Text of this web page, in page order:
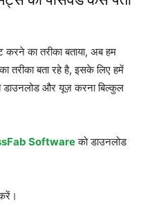
करने का तरीका बताया, अब हम
तरीका बता रहे है, इसके लिए हमें
और यूज़ करना बिल्कुल
Softwareको डाउनलोड